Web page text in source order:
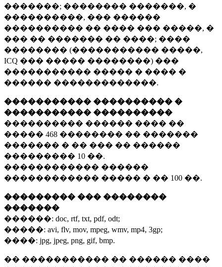
�������; �������� �������, �
����������, ��� ������
���������� �� ���� ��� �����, �
��� �� ������� �� ����; ����
�������� (����������� �����,
ICQ ��� ����� ��������) ���
����������� ����� � ���� �
������ �������������.
����������� ���������� �
����������� ����������
���������� ������ ���� ��
����� 468 �������� �� �������
������� � �� ��� �� ������
��������� 10 ��.
������������ ������
������������ ����� � �� 100 ��.
��������� ��� ��������
�������
������: doc, rtf, txt, pdf, odt;
�����: avi, flv, mov, mpeg, wmv, mp4, 3gp;
����: jpg, jpeg, png, gif, bmp.
�� ����������� �� ������ ����